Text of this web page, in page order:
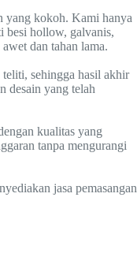
yang kokoh. Kami hanya
besi hollow, galvanis,
dan tahan lama.
sehingga hasil akhir
desain yang telah
kualitas yang
tanpa mengurangi
jasa pemasangan